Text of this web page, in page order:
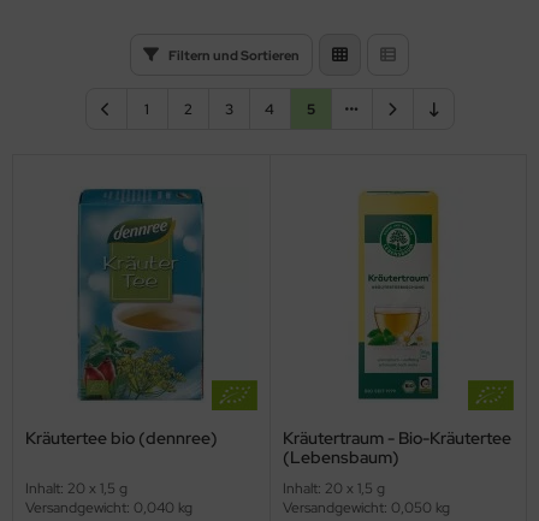
Filtern und Sortieren
1 2 3 4 5
Kräutertee bio (dennree)
Inhalt: 20 x 1,5 g
Versandgewicht: 0,040 kg
Kräutertraum - Bio-Kräutertee
(Lebensbaum)
Inhalt: 20 x 1,5 g
Versandgewicht: 0,050 kg